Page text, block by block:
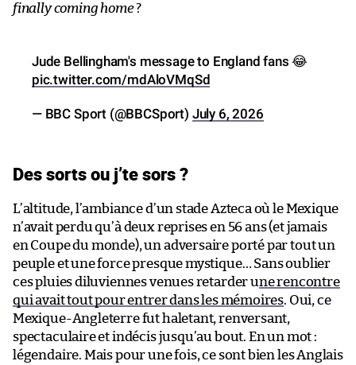
finally coming home?
Jude Bellingham's message to England fans 😂
pic.twitter.com/mdAloVMqSd
— BBC Sport (@BBCSport) July 6, 2026
Des sorts ou j’te sors ?
L’altitude, l’ambiance d’un stade Azteca où le Mexique
n’avait perdu qu’à deux reprises en 56 ans (et jamais
en Coupe du monde), un adversaire porté par tout un
peuple et une force presque mystique… Sans oublier
ces pluies diluviennes venues retarder une rencontre
qui avait tout pour entrer dans les mémoires. Oui, ce
Mexique-Angleterre fut haletant, renversant,
spectaculaire et indécis jusqu’au bout. En un mot :
légendaire. Mais pour une fois, ce sont bien les Anglais